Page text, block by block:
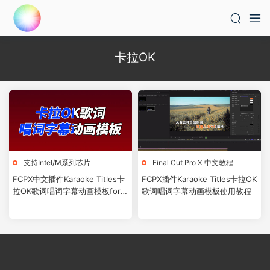
卡拉OK
支持Intel/M系列芯片
FCPX中文插件Karaoke Titles卡
拉OK歌词唱词字幕动画模板for
Final Cut Pro X 中文教程
FCPX插件Karaoke Titles卡拉OK
歌词唱词字幕动画模板使用教程